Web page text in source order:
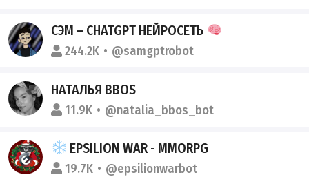
СЭМ – CHATGPT НЕЙРОСЕТЬ
244.2K @samgptrobot
НАТАЛЬЯ BBOS
11.9K @natalia_bbos_bot
EPSILION WAR - MMORPG
19.7K @epsilionwarbot